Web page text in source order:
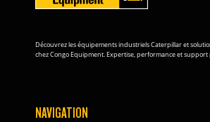
Découvrez les équipements industriels Caterpillar et
chez Congo Equipment. Expertise, performance et
NAVIGATION